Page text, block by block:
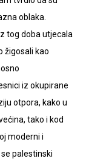
oblaka.
tog doba utjecala
žigosali kao
iz okupirane
otpora, kako u
tako i kod
moderni i
palestinski